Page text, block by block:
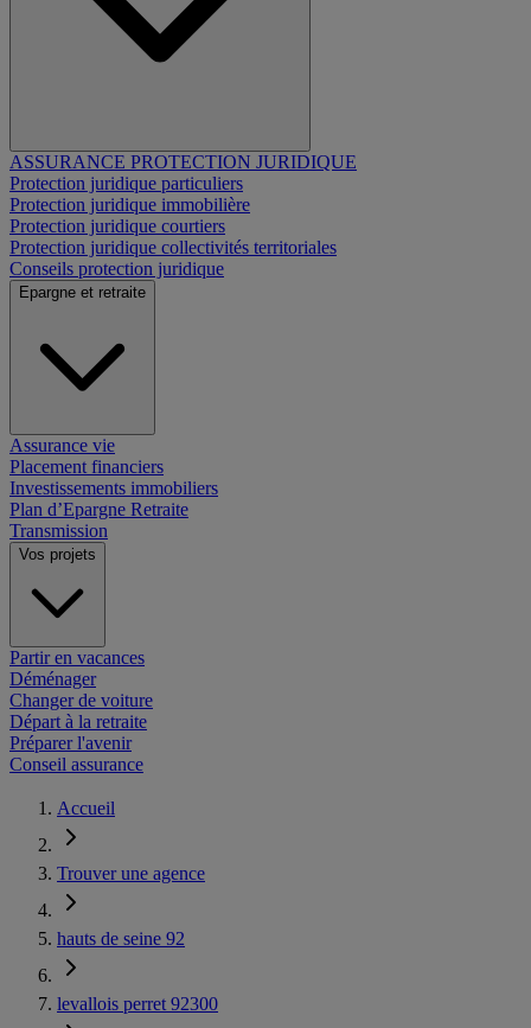
ASSURANCE PROTECTION JURIDIQUE
Protection juridique particuliers
Protection juridique immobilière
Protection juridique courtiers
Protection juridique collectivités territoriales
Conseils protection juridique
Epargne et retraite
Assurance vie
Placement financiers
Investissements immobiliers
Plan d’Epargne Retraite
Transmission
Vos projets
Partir en vacances
Déménager
Changer de voiture
Départ à la retraite
Préparer l'avenir
Conseil assurance
Accueil
Trouver une agence
hauts de seine 92
levallois perret 92300